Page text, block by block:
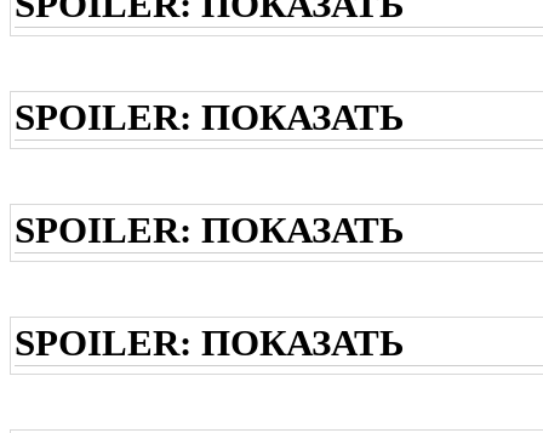
SPOILER: ПОКАЗАТЬ
SPOILER: ПОКАЗАТЬ
SPOILER: ПОКАЗАТЬ